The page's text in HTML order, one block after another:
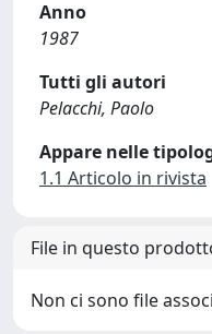
Anno
1987
Tutti gli autori
Pelacchi, Paolo
Appare nelle
1.1 Articolo in rivista
File in questo
Non ci sono file